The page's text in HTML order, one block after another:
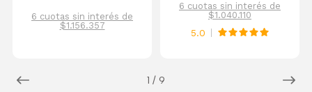
1 / 9
6 cuotas sin interés de
$1.156.357
6 cuotas sin interés de
$1.040.110
5.0